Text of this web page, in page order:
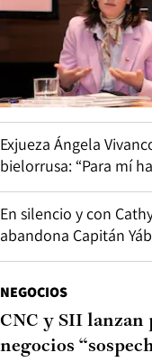
Exjueza Ángela
bielorrusa: “Para mí
En silencio y con
abandona Capitán
NEGOCIOS
CNC y SII lanzan
negocios